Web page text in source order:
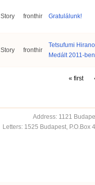
Story fronthir Gratulálunk!
Story fronthir
Tetsufumi
Medált 2011-ben
« first
Address: 1121
Letters: 1525 Budapest,